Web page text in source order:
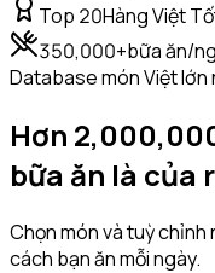
Top 20Hàng Việt
350,000+bữa ăn/
Database món Việt lớn
Hơn
bữa ăn là của
Chọn món và tuỳ chỉnh
cách bạn ăn mỗi ngày.